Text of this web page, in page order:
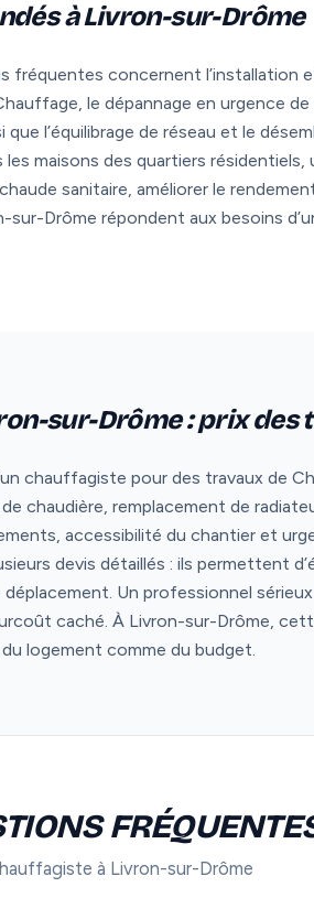
à Livron-sur-Drôme
fréquentes concernent l’installation
le dépannage en urgence
l’équilibrage de réseau et le
maisons des quartiers résidentiels,
sanitaire, améliorer le
Drôme répondent aux besoins
sur-Drôme : prix des
chauffagiste pour des travaux de
chaudière, remplacement de
accessibilité du chantier et
devis détaillés : ils permettent
Un professionnel
caché. À Livron-sur-Drôme,
logement comme du budget.
à Livron-sur-Drôme